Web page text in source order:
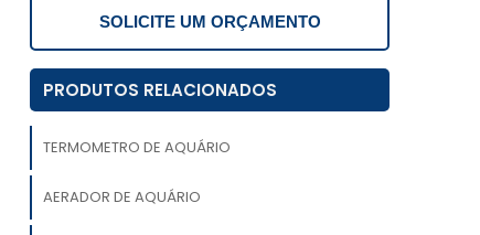
SOLICITE UM ORÇAMENTO
PRODUTOS RELACIONADOS
TERMOMETRO DE AQUÁRIO
AERADOR DE AQUÁRIO